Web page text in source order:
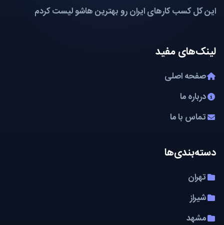
این کل کسب کارهای ایران رو بهترین هاشو لیست کردم
لینک‌های مفید
صفحه اصلی
درباره ما
تماس با ما
دسته‌بندی‌ها
تهران
شیراز
مشهد